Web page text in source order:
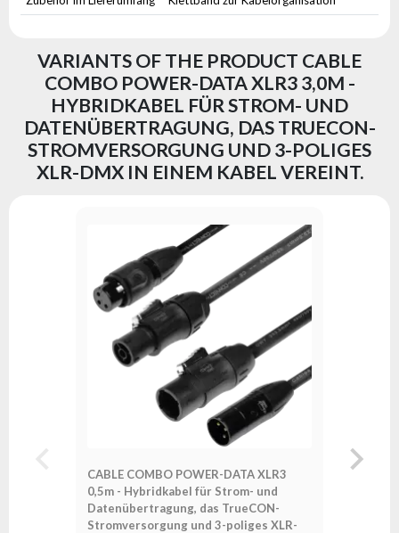
VARIANTS OF THE PRODUCT CABLE
COMBO POWER-DATA XLR3 3,0M -
HYBRIDKABEL FÜR STROM- UND
DATENÜBERTRAGUNG, DAS TRUECON-
STROMVERSORGUNG UND 3-POLIGES
XLR-DMX IN EINEM KABEL VEREINT.
CABLE COMBO POWER-DATA XLR3
0,5m - Hybridkabel für Strom- und
Datenübertragung, das TrueCON-
Stromversorgung und 3-poliges XLR-
CABLE